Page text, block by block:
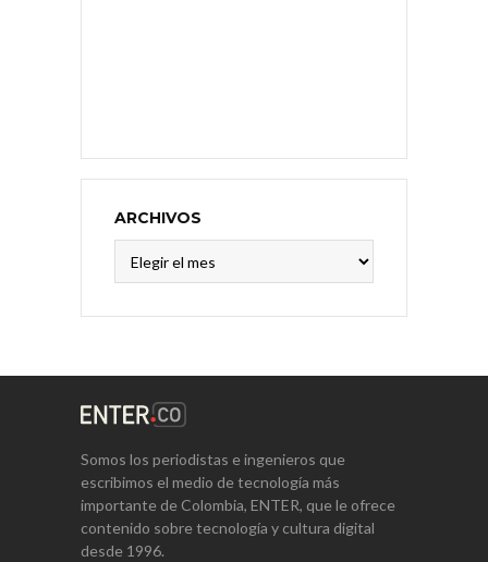
ARCHIVOS
Somos los periodistas e ingenieros que
escribimos el medio de tecnología más
importante de Colombia, ENTER, que le ofrece
contenido sobre tecnología y cultura digital
desde 1996.